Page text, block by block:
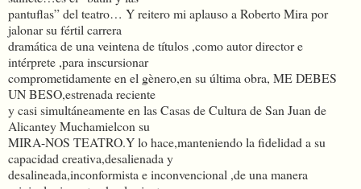
pantuflas” del teatro… Y reitero mi aplauso a Roberto Mira por
jalonar su fértil carrera
dramática de una veintena de títulos ,como autor director e
intérprete ,para inscursionar
comprometidamente en el gènero,en su última obra, ME DEBES
UN BESO,estrenada reciente
y casi simultáneamente en las Casas de Cultura de San Juan de
Alicantey Muchamielcon su
MIRA-NOS TEATRO.Y lo hace,manteniendo la fidelidad a su
capacidad creativa,desalienada y
desalineada,inconformista e inconvencional ,de una manera